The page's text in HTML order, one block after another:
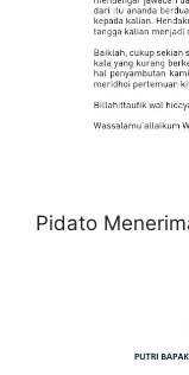
Pidato